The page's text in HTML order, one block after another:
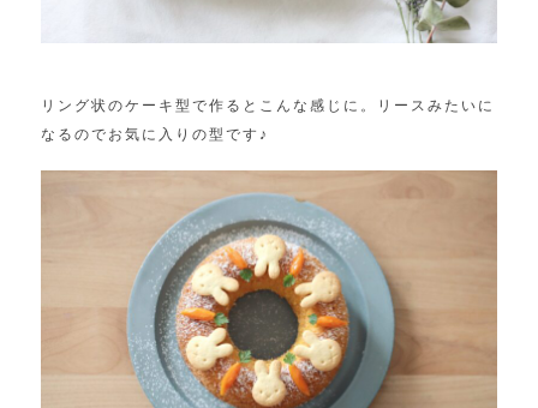
リング状のケーキ型で作るとこんな感じに。リースみたいに
なるのでお気に入りの型です♪